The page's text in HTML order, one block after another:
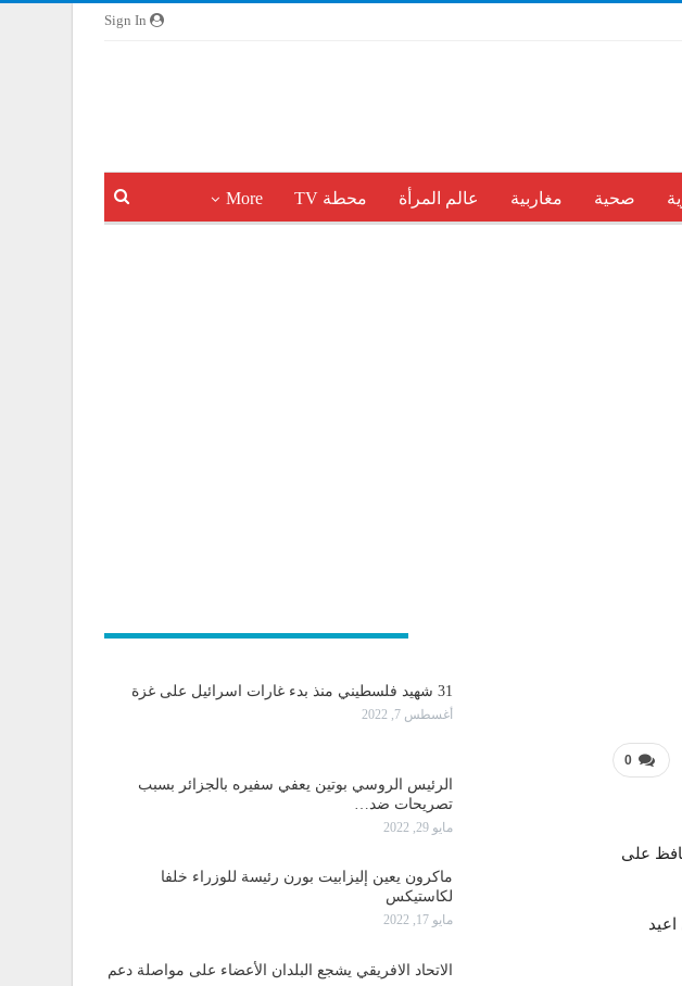
صحية مغاربية عالم المرأة محطة TV More
0
على
اعيد
31 شهيد فلسطيني منذ بدء غارات اسرائيل على غزة
أغسطس 7, 2022
الرئيس الروسي بوتين يعفي سفيره بالجزائر بسبب
تصريحات ضد…
مايو 29, 2022
ماكرون يعين إليزابيت بورن رئيسة للوزراء خلفا
لكاستيكس
مايو 17, 2022
الاتحاد الافريقي يشجع البلدان الأعضاء على مواصلة دعم